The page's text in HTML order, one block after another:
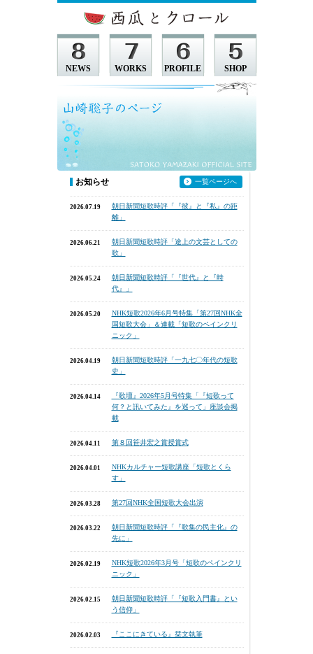
お知らせ 一覧ページへ
2026.07.19
朝日新聞短歌時評「『彼』と『私』の距
離」
2026.06.21
朝日新聞短歌時評「途上の文芸としての
歌」
2026.05.24
朝日新聞短歌時評「『世代』と『時
代』」
2026.05.20
NHK短歌2026年6月号特集「第27回NHK全
国短歌大会」＆連載「短歌のペインクリ
ニック」
2026.04.19
朝日新聞短歌時評「一九七〇年代の短歌
史」
2026.04.14
『歌壇』2026年5月号特集「『短歌って
何？と訊いてみた』を巡って」座談会掲
載
2026.04.11 第８回笹井宏之賞授賞式
2026.04.01
NHKカルチャー短歌講座「短歌とくら
す」
2026.03.28 第27回NHK全国短歌大会出演
2026.03.22
朝日新聞短歌時評「『歌集の民主化』の
先に」
2026.02.19
NHK短歌2026年3月号「短歌のペインクリ
ニック」
2026.02.15
朝日新聞短歌時評「『短歌入門書』とい
う信仰」
2026.02.03 『ここにきている』栞文執筆